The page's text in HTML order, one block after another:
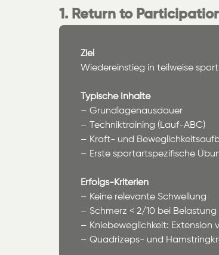
1. Return to
Ziel
Wiedereinstieg in teilweise
Typische Inhalte
– Grundlagenausdauer
– Techniktraining (Lauf-ABC)
– Kraft- und
– Erste sportartspezifische
Erfolgs-Kriterien
– Keine relevante Schwellung
– Schmerz < 2/10 bei Belastung
– Kniebeweglichkeit: Extension
– Quadrizeps- und